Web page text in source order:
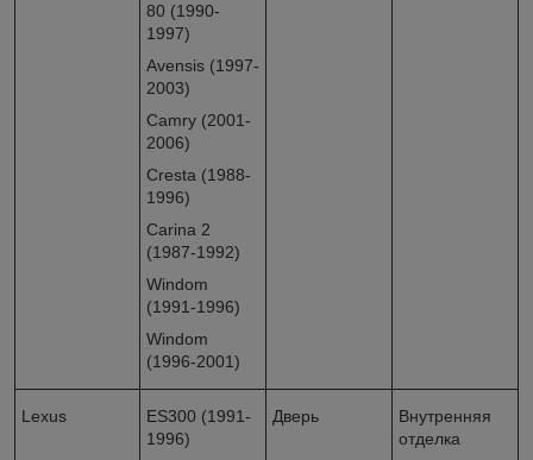
80 (1990-
1997)
Avensis (1997-
2003)
Camry (2001-
2006)
Cresta (1988-
1996)
Carina 2
(1987-1992)
Windom
(1991-1996)
Windom
(1996-2001)
Lexus
ES300 (1991-
1996)
Дверь
Внутренняя
отделка